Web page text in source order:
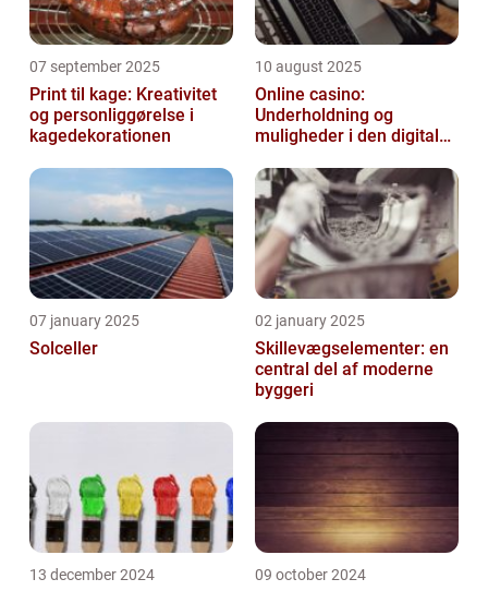
07 september 2025
Print til kage: Kreativitet
og personliggørelse i
kagedekorationen
10 august 2025
Online casino:
Underholdning og
muligheder i den digitale
07 january 2025
Solceller
02 january 2025
Skillevægselementer: en
central del af moderne
byggeri
13 december 2024 09 october 2024